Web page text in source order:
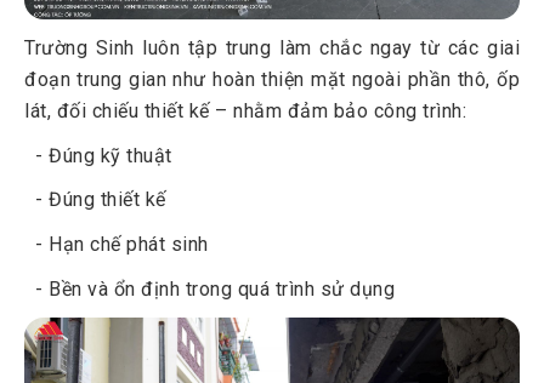
Trường Sinh luôn tập trung làm chắc ngay từ các giai
đoạn trung gian như hoàn thiện mặt ngoài phần thô, ốp
lát, đối chiếu thiết kế – nhằm đảm bảo công trình:
- Đúng kỹ thuật
- Đúng thiết kế
- Hạn chế phát sinh
- Bền và ổn định trong quá trình sử dụng